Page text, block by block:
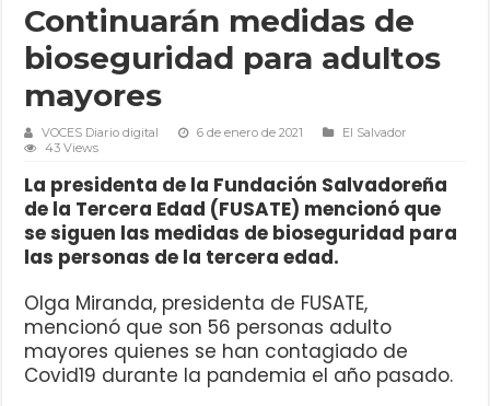
Continuarán medidas de
bioseguridad para adultos
mayores
VOCES Diario digital 6 de enero de 2021
El Salvador
43 Views
La presidenta de la Fundación Salvadoreña
de la Tercera Edad (FUSATE) mencionó que
se siguen las medidas de bioseguridad para
las personas de la tercera edad.
Olga Miranda, presidenta de FUSATE,
mencionó que son 56 personas adulto
mayores quienes se han contagiado de
Covid19 durante la pandemia el año pasado.